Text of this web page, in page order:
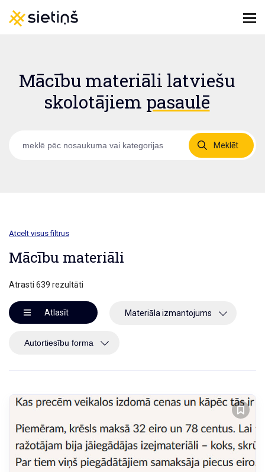
Mācību materiāli latviešu
skolotājiem pasaulē
Meklēt
Atcelt visus filtrus
Mācību materiāli
Atrasti 639 rezultāti
Atlasīt Materiāla izmantojums